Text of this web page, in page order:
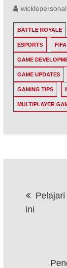
wicklepersonal
BATTLE ROYALE
ESPORTS FIFA
GAME
GAME UPDATES
GAMING TIPS
MULTIPLAYER
ini